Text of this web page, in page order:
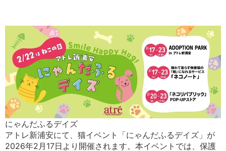
にゃんだふるデイズ
アトレ新浦安にて、猫イベント「にゃんだふるデイズ」が
2026年2月17日より開催されます。本イベントでは、保護